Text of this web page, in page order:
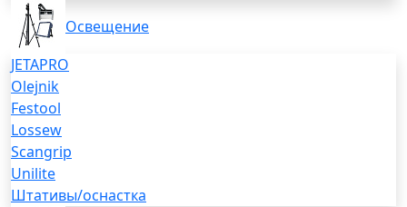
Освещение
JETAPRO
Olejnik
Festool
Lossew
Scangrip
Unilite
Штативы/оснастка